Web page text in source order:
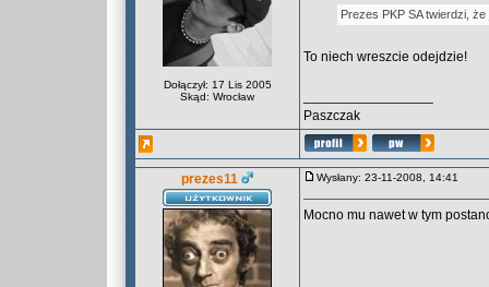
Dołączył: 17 Lis 2005
Skąd: Wrocław
Prezes PKP SA twierdzi,
To niech wreszcie odejdzie!
Paszczak
prezes11 Wysłany: 23-11-2008, 14:41
Mocno mu nawet w tym